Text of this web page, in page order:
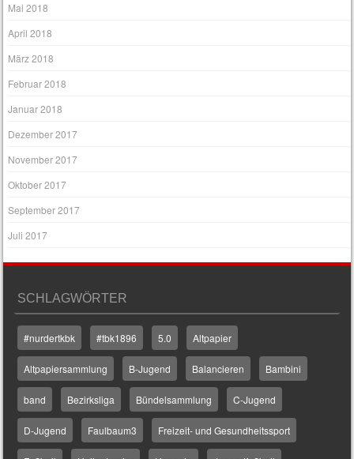
Mai 2018
April 2018
März 2018
Februar 2018
Januar 2018
Dezember 2017
November 2017
Oktober 2017
September 2017
Juli 2017
SCHLAGWÖRTER
#nurdertkbk #tbk1896 5.0 Altpapier
Altpapiersammlung B-Jugend Balancieren Bambini
band Bezirksliga Bündelsammlung C-Jugend
D-Jugend Faulbaum3 Freizeit- und Gesundheitssport